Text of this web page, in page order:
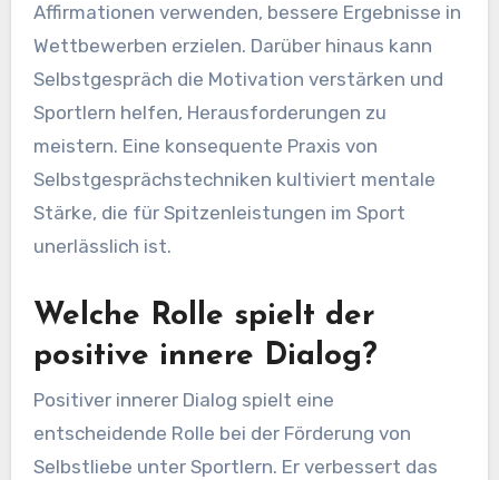
Affirmationen verwenden, bessere Ergebnisse in
Wettbewerben erzielen. Darüber hinaus kann
Selbstgespräch die Motivation verstärken und
Sportlern helfen, Herausforderungen zu
meistern. Eine konsequente Praxis von
Selbstgesprächstechniken kultiviert mentale
Stärke, die für Spitzenleistungen im Sport
unerlässlich ist.
Welche Rolle spielt der
positive innere Dialog?
Positiver innerer Dialog spielt eine
entscheidende Rolle bei der Förderung von
Selbstliebe unter Sportlern. Er verbessert das